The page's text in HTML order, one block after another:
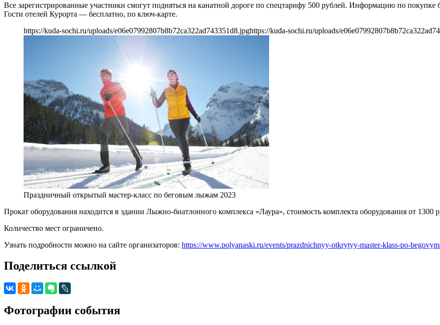
Все зарегистрированные участники смогут подняться на канатной дороге по спецтарифу 500 рублей. Информацию по
Гости отелей Курорта — бесплатно, по ключ-карте.
https://kuda-sochi.ru/uploads/e06e07992807b8b72ca322ad743351d8.jpghttps://kuda-sochi.ru/uploads/
Праздничный открытый мастер-класс по беговым лыжам 2023
Прокат оборудования находится в здании Лыжно-биатлонного комплекса «Лаура», стоимость комплекта оборудования от 1300
Количество мест ограничено.
Узнать подробности можно на сайте организаторов: https://www.polyanaski.ru/events/prazdnichnyy-otkrytyy-master-klass-po-
Поделиться ссылкой
Фотографии события